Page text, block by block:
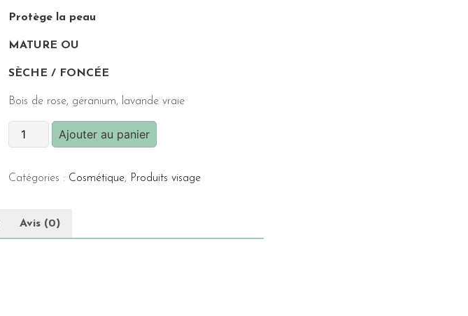
Protège la peau
MATURE OU
SÈCHE / FONCÉE
Bois de rose, géranium, lavande vraie
quantité
de
Hydratant
Ajouter au panier
Catégories : Cosmétique, Produits visage
Avis (0)